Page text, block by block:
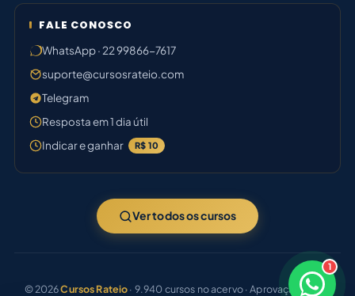
×
Boa tarde! Sou o Júlia 🤝
1
FALE CONOSCO
WhatsApp · 22 99866-7617
suporte@cursosrateio.com
Telegram
Resposta em 1 dia útil
Indicar e ganhar
R$ 10
Ver todos os cursos
© 2026Cursos Rateio· 9.940 cursos no acervo · Aprovação certa.